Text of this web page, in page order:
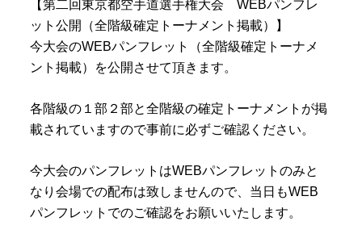
【第二回東京都空手道選手権大会 WEBパンフレ
ット公開（全階級確定トーナメント掲載）】
今大会のWEBパンフレット（全階級確定トーナメ
ント掲載）を公開させて頂きます。
各階級の１部２部と全階級の確定トーナメントが掲
載されていますので事前に必ずご確認ください。
今大会のパンフレットはWEBパンフレットのみと
なり会場での配布は致しませんので、当日もWEB
パンフレットでのご確認をお願いいたします。